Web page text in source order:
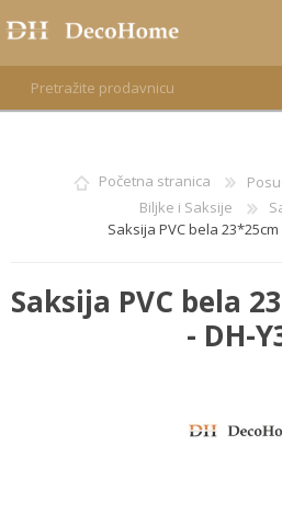
REGISTRUJTE SEPočetna stranica
Biljke i Saksije
Saksija PVC bela 23*25cm
Saksija PVC bela
- DH-